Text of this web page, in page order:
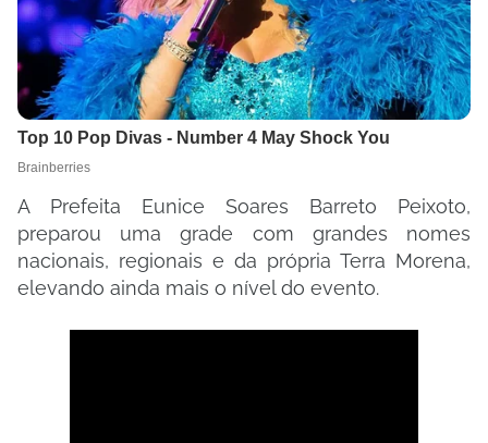
A Prefeita Eunice Soares Barreto Peixoto,
preparou uma grade com grandes nomes
nacionais, regionais e da própria Terra Morena,
elevando ainda mais o nível do evento.